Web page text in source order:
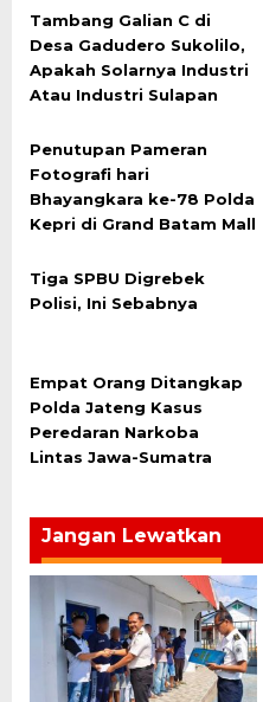
Tambang Galian C di
Desa Gadudero Sukolilo,
Apakah Solarnya Industri
Atau Industri Sulapan
Penutupan Pameran
Fotografi hari
Bhayangkara ke-78 Polda
Kepri di Grand Batam Mall
Tiga SPBU Digrebek
Polisi, Ini Sebabnya
Empat Orang Ditangkap
Polda Jateng Kasus
Peredaran Narkoba
Lintas Jawa-Sumatra
Jangan Lewatkan